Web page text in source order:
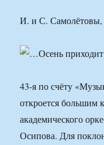
И. и С. Самолётовы,
43-я по счёту
откроется большим
академического
Осипова. Для